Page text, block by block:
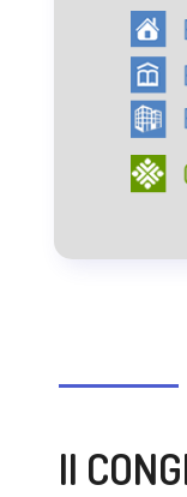
II